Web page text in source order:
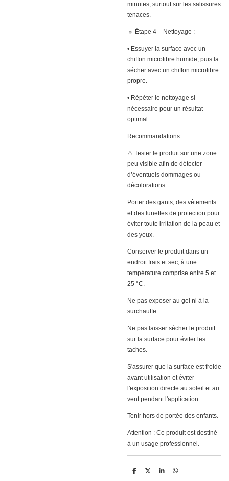
minutes, surtout sur les salissures
tenaces.
🔹 Étape 4 – Nettoyage :
• Essuyer la surface avec un
chiffon microfibre humide, puis la
sécher avec un chiffon microfibre
propre.
• Répéter le nettoyage si
nécessaire pour un résultat
optimal.
Recommandations :
⚠ Tester le produit sur une zone
peu visible afin de détecter
d’éventuels dommages ou
décolorations.
Porter des gants, des vêtements
et des lunettes de protection pour
éviter toute irritation de la peau et
des yeux.
Conserver le produit dans un
endroit frais et sec, à une
température comprise entre 5 et
25 °C.
Ne pas exposer au gel ni à la
surchauffe.
Ne pas laisser sécher le produit
sur la surface pour éviter les
taches.
S'assurer que la surface est froide
avant utilisation et éviter
l'exposition directe au soleil et au
vent pendant l'application.
Tenir hors de portée des enfants.
Attention : Ce produit est destiné
à un usage professionnel.
D
D
S
D